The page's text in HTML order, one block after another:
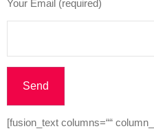
Your Email (required)
[fusion_text columns=““